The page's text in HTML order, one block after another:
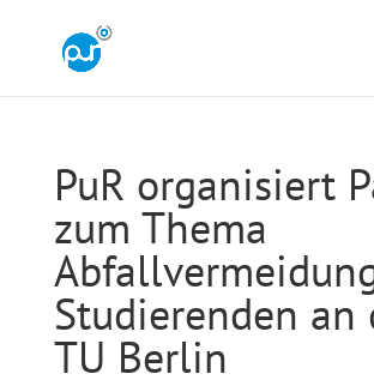
PuR organisiert
zum Thema
Studierenden an
TU Berlin